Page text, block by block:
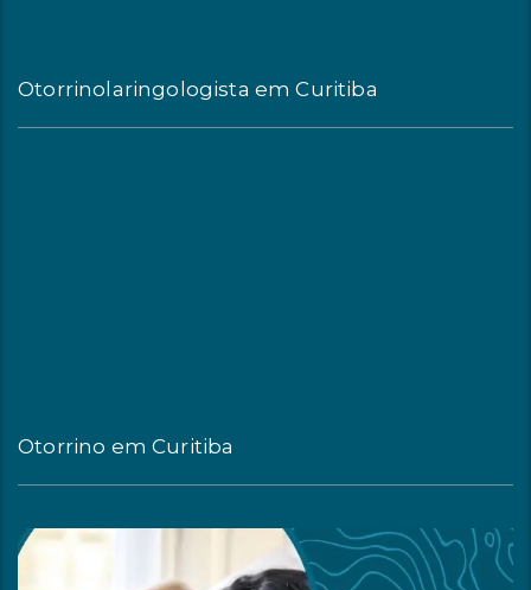
Otorrinolaringologista em Curitiba
Otorrino em Curitiba